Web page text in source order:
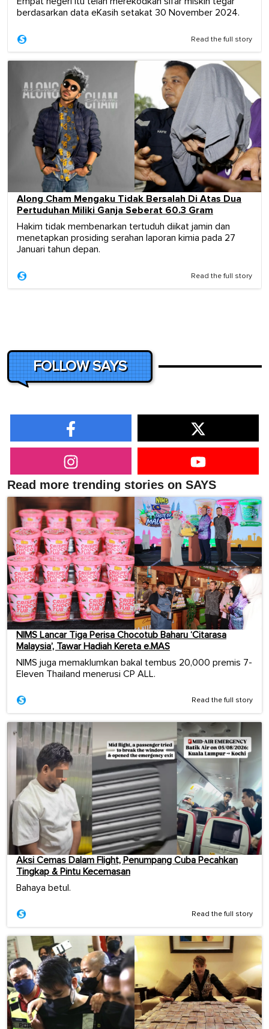
berdasarkan data eKasih setakat 30 November 2024.
Read the full story
Along Cham Mengaku Tidak Bersalah Di Atas Dua
Pertuduhan Miliki Ganja Seberat 60.3 Gram
Hakim tidak membenarkan tertuduh diikat jamin dan
menetapkan prosiding serahan laporan kimia pada 27
Januari tahun depan.
Read the full story
FOLLOW SAYS
Read more trending stories on SAYS
NIMS Lancar Tiga Perisa Chocotub Baharu ‘Citarasa
Malaysia’, Tawar Hadiah Kereta e.MAS
NIMS juga memaklumkan bakal tembus 20,000 premis 7-
Eleven Thailand menerusi CP ALL.
Read the full story
Aksi Cemas Dalam Flight, Penumpang Cuba Pecahkan
Tingkap & Pintu Kecemasan
Bahaya betul.
Read the full story